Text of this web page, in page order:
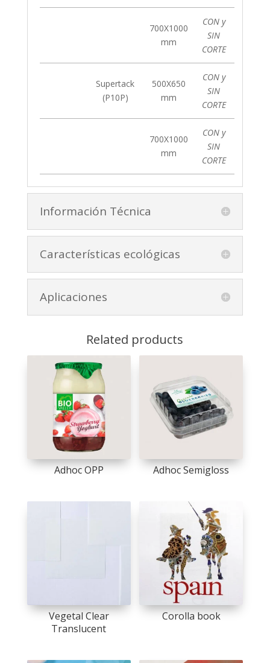
700X1000
mm
CON y
SIN
CORTE
Supertack
(P10P)
500X650
mm
CON y
SIN
CORTE
700X1000
mm
CON y
SIN
CORTE
Información Técnica
Características ecológicas
Aplicaciones
Related products
Adhoc OPP Adhoc Semigloss
Vegetal Clear
Translucent
Corolla book